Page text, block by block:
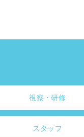
視察・研修
スタッフ